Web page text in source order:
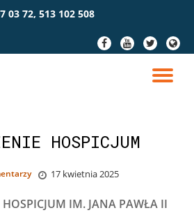
03 72, 513 102 508
fa-
facebook
fa-
youtube
fa-
twitter
fa-
globe
HOSPICJUM
17 kwietnia 2025
HOSPICJUM IM. JANA PAWŁA II